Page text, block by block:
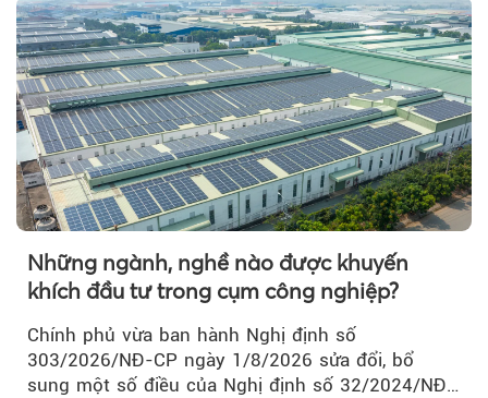
Những ngành, nghề nào được khuyến
khích đầu tư trong cụm công nghiệp?
Chính phủ vừa ban hành Nghị định số
303/2026/NĐ-CP ngày 1/8/2026 sửa đổi, bổ
sung một số điều của Nghị định số 32/2024/NĐ-